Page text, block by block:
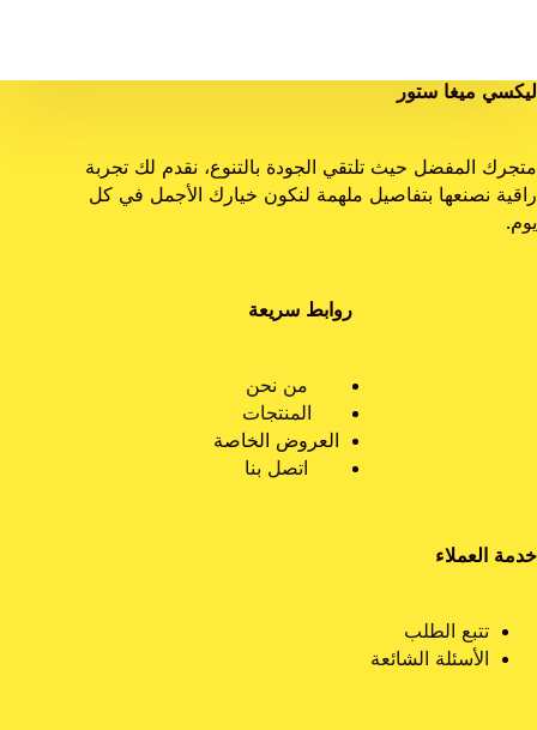
ليكسي ميغا ستور
متجرك المفضل حيث تلتقي الجودة بالتنوع، نقدم لك تجربة
راقية نصنعها بتفاصيل ملهمة لنكون خيارك الأجمل في كل
يوم.
روابط سريعة
من نحن
المنتجات
العروض الخاصة
اتصل بنا
خدمة العملاء
تتبع الطلب
الأسئلة الشائعة